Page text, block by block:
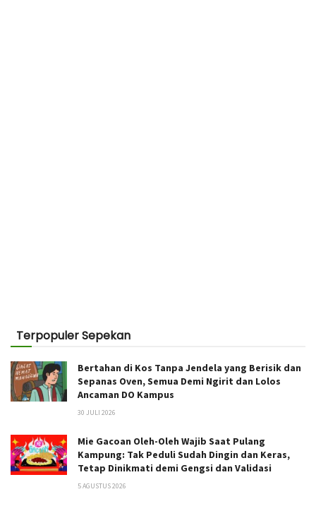
Terpopuler Sepekan
Bertahan di Kos Tanpa Jendela yang Berisik dan
Sepanas Oven, Semua Demi Ngirit dan Lolos
Ancaman DO Kampus
30 JULI 2026
Mie Gacoan Oleh-Oleh Wajib Saat Pulang
Kampung: Tak Peduli Sudah Dingin dan Keras,
Tetap Dinikmati demi Gengsi dan Validasi
5 AGUSTUS 2026